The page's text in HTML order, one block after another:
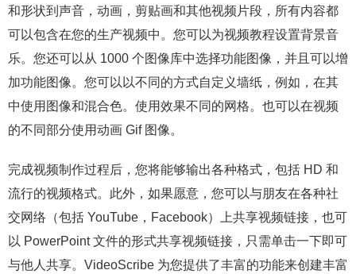
和形状到声音，动画，剪贴画和其他视频片段，所有内容都
可以包含在您的生产视频中。您可以为视频教程设置背景音
乐。您还可以从 1000 个图像库中选择功能图像，并且可以增
加功能图像。您可以以不同的方式自定义墙纸，例如，在其
中使用图像和混合色。使用效果不同的网格。也可以在视频
的不同部分使用动画 Gif 图像。
完成视频制作过程后，您将能够输出各种格式，包括 HD 和
流行的视频格式。此外，如果愿意，您可以与朋友在各种社
交网络（包括 YouTube，Facebook）上共享视频链接，也可
以 PowerPoint 文件的形式共享视频链接，只需单击一下即可
与他人共享。VideoScribe 为您提供了丰富的功能来创建丰富